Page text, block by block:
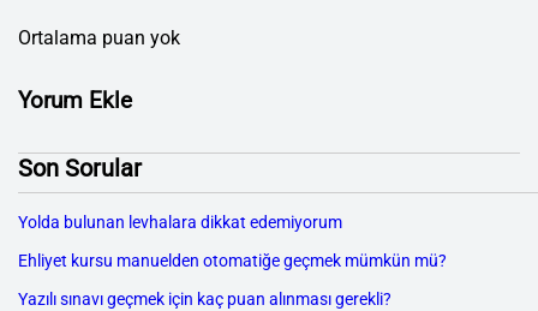
Ortalama puan yok
Yorum Ekle
Son Sorular
Yolda bulunan levhalara dikkat edemiyorum
Ehliyet kursu manuelden otomatiğe geçmek mümkün mü?
Yazılı sınavı geçmek için kaç puan alınması gerekli?